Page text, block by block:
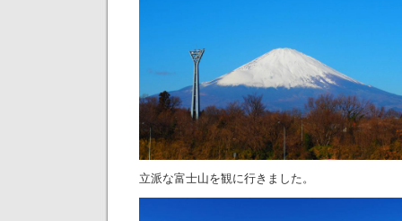
立派な富士山を観に行きました。